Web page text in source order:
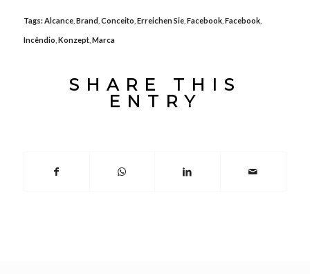
Tags:Alcance, Brand, Conceito Erreichen Sie, Facebook, Facebook,
Incêndio Konzept, Marca
SHARE THIS
ENTRY